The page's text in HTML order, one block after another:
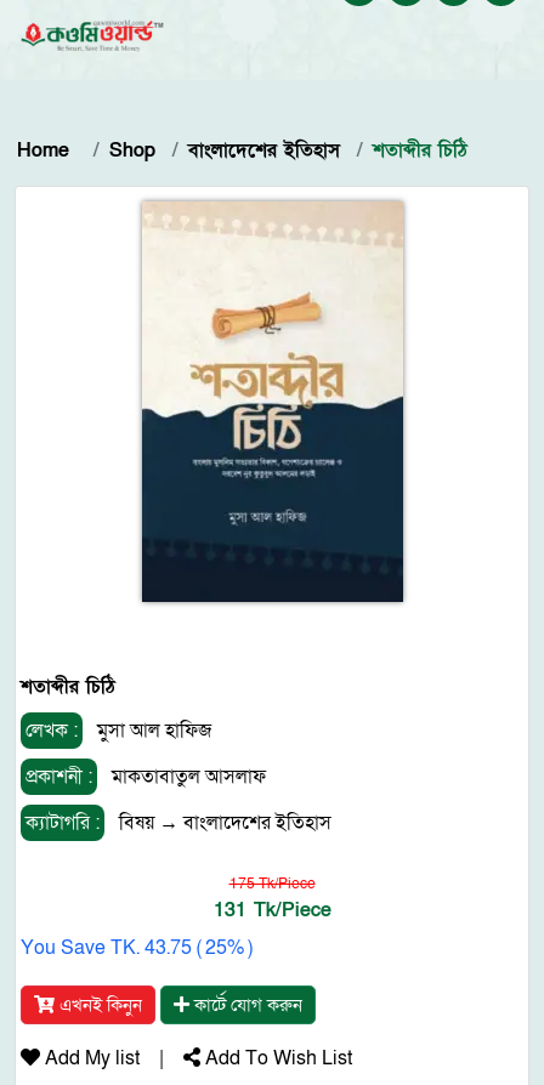
Home Shop বাংলাদেশের ইতিহাস শতাব্দীর চিঠি
শতাব্দীর চিঠি
লেখক :
মুসা আল হাফিজ
প্রকাশনী :
মাকতাবাতুল আসলাফ
ক্যাটাগরি :
বিষয়→বাংলাদেশের ইতিহাস
175 Tk/Piece
131 Tk/Piece
You Save TK. 43.75 ( 25% )
এখনই কিনুন কার্টে যোগ করুন
Add My list | Add To Wish List